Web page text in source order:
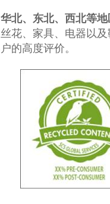
北、东北、西北等地
花、家具、电器以
的高度评价。